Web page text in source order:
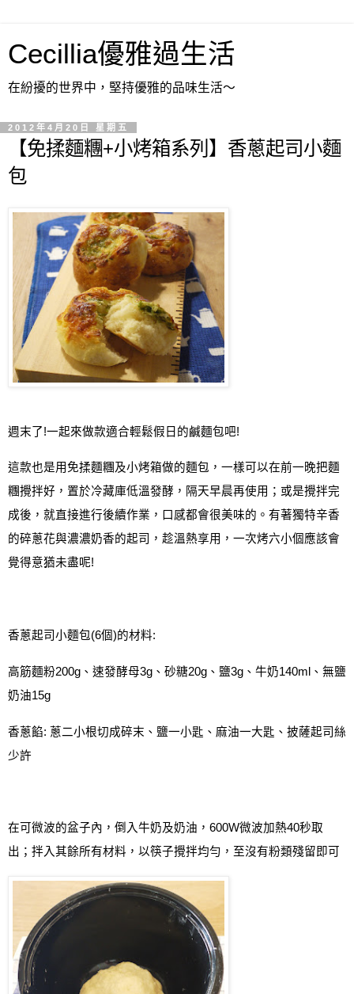
Cecillia優雅過生活
在紛擾的世界中，堅持優雅的品味生活～
2012年4月20日 星期五
【免揉麵糰+小烤箱系列】香蔥起司小麵
包
週末了!一起來做款適合輕鬆假日的鹹麵包吧!
這款也是用免揉麵糰及小烤箱做的麵包，一樣可以在前一晚把麵
糰攪拌好，置於冷藏庫低溫發酵，隔天早晨再使用 ；或是攪拌完
成後，就直接進行後續作業，口感都會很美味的 。有著獨特辛香
的碎蔥花與濃濃奶香的起司，趁溫熱享用，一次烤六小個應該會
覺得意猶未盡呢!
香蔥起司小麵包(6個)的材料:
高筋麵粉200g 、速發酵母3g 、砂糖20g 、鹽3g 、牛奶140ml 、無鹽
奶油15g
香蔥餡: 蔥二小根切成碎末、鹽一小匙、麻油一大匙、披薩起司絲
少許
在可微波的盆子內，倒入牛奶及奶油， 600W微波加熱40秒取
出；拌入其餘所有材料，以筷子攪拌均勻，至沒有粉類殘留即可